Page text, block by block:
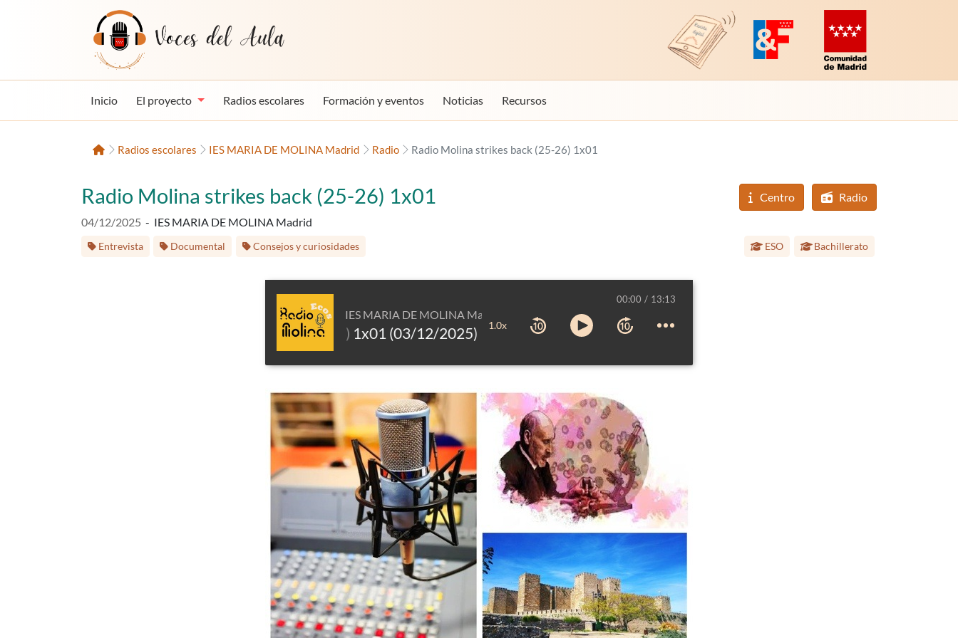
Voces del Aula Revista Digital de EducaMadridPlataforma de Innovación y Formación
Comunidad de Madrid
Inicio El proyecto Radios escolares Formación y eventos Noticias Recursos
InicioRadios escolares IES MARIA DE MOLINA Madrid Radio Radio Molina strikes back (25-26) 1x01
Centro Radio
Radio Molina strikes back (25-26) 1x01
Fecha de publicación:
04/12/2025 - IES MARIA DE MOLINA Madrid
Etiquetas:
Entrevista Documental Consejos y curiosidades ESO Bachillerato
IES MARIA DE MOLINA Madrid
Radio Molina strikes back (25-26) 1x01 (03/12/2025) 1.0x
00:00 13:13